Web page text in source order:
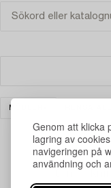
Genom att klicka
lagring av
navigeringen på
användning och
MÖBLER
Din